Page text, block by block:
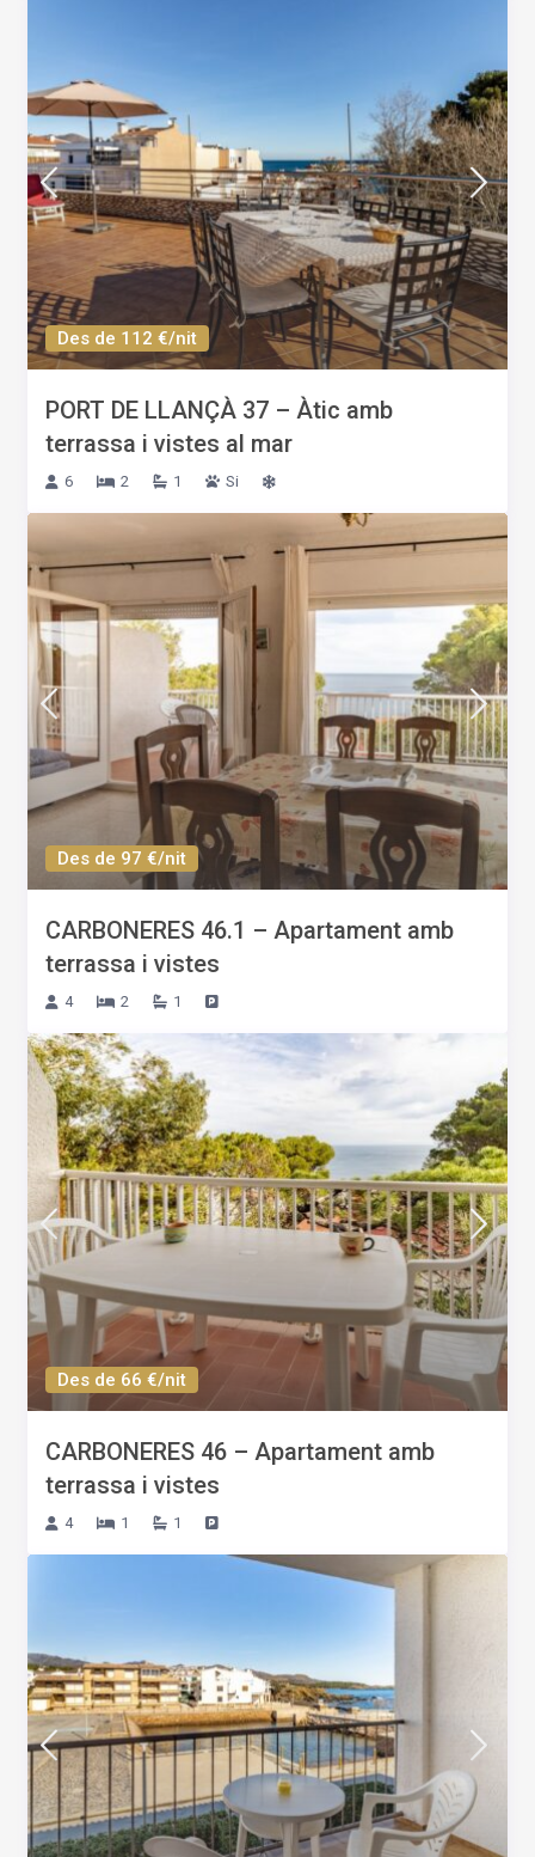
Des de 112 €/nit
PORT DE LLANÇÀ 37 – Àtic amb
terrassa i vistes al mar
6 2 1 Si
Des de 97 €/nit
CARBONERES 46.1 – Apartament amb
terrassa i vistes
4 2 1
Des de 66 €/nit
CARBONERES 46 – Apartament amb
terrassa i vistes
4 1 1